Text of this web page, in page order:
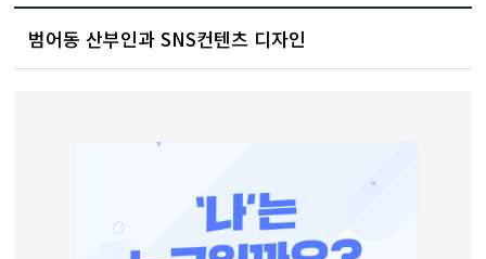
범어동 산부인과 SNS컨텐츠 디자인